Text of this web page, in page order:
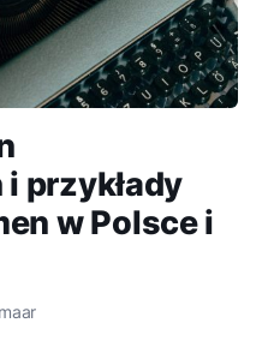
przykłady
w Polsce i
maar